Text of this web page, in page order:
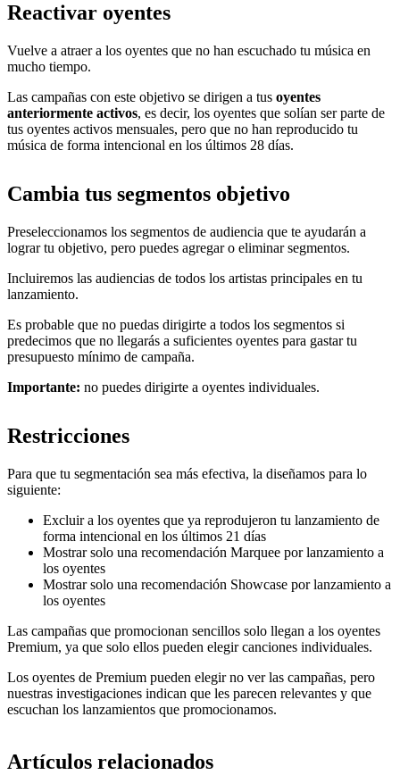
Reactivar oyentes
Vuelve a atraer a los oyentes que no han escuchado tu música en
mucho tiempo.
Las campañas con este objetivo se dirigen a tus oyentes
anteriormente activos, es decir, los oyentes que solían ser parte de
tus oyentes activos mensuales, pero que no han reproducido tu
música de forma intencional en los últimos 28 días.
Cambia tus segmentos objetivo
Preseleccionamos los segmentos de audiencia que te ayudarán a
lograr tu objetivo, pero puedes agregar o eliminar segmentos.
Incluiremos las audiencias de todos los artistas principales en tu
lanzamiento.
Es probable que no puedas dirigirte a todos los segmentos si
predecimos que no llegarás a suficientes oyentes para gastar tu
presupuesto mínimo de campaña.
Importante: no puedes dirigirte a oyentes individuales.
Restricciones
Para que tu segmentación sea más efectiva, la diseñamos para lo
siguiente:
Excluir a los oyentes que ya reprodujeron tu lanzamiento de
forma intencional en los últimos 21 días
Mostrar solo una recomendación Marquee por lanzamiento a
los oyentes
Mostrar solo una recomendación Showcase por lanzamiento a
los oyentes
Las campañas que promocionan sencillos solo llegan a los oyentes
Premium, ya que solo ellos pueden elegir canciones individuales.
Los oyentes de Premium pueden elegir no ver las campañas, pero
nuestras investigaciones indican que les parecen relevantes y que
escuchan los lanzamientos que promocionamos.
Artículos relacionados